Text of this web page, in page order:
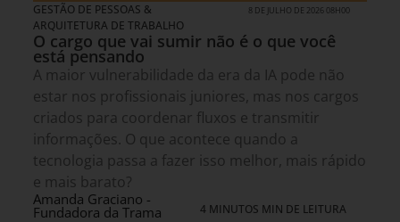
GESTÃO DE PESSOAS &
ARQUITETURA DE TRABALHO
8 DE JULHO DE 2026 08H00
O cargo que vai sumir não é o que você
está pensando
A maior vulnerabilidade da era da IA pode não
estar nos profissionais juniores, mas nos cargos
criados para coordenar fluxos e transmitir
informações. O que acontece quando a
tecnologia passa a fazer isso melhor, mais rápido
e mais barato?
Amanda Graciano -
Fundadora da Trama 4 MINUTOS MIN DE LEITURA